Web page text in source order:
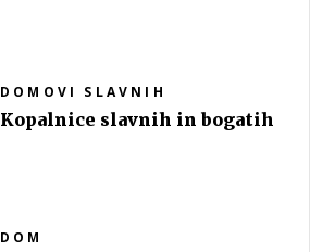
DOMOVI SLAVNIH
Kopalnice slavnih in bogatih
DOM